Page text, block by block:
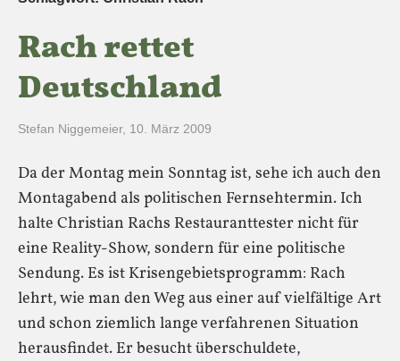
Rach rettet
Deutschland
Stefan Niggemeier, 10. März 2009
Da der Montag mein Sonntag ist, sehe ich auch den
Montagabend als politischen Fernsehtermin. Ich
halte Christian Rachs Restauranttester nicht für
eine Reality-Show, sondern für eine politische
Sendung. Es ist Krisengebietsprogramm: Rach
lehrt, wie man den Weg aus einer auf vielfältige Art
und schon ziemlich lange verfahrenen Situation
herausfindet. Er besucht überschuldete,